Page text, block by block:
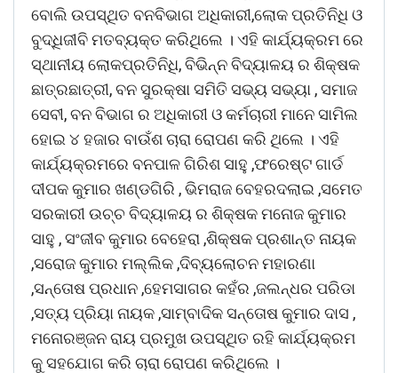
ବୋଲି ଉପସ୍ଥିତ ବନବିଭାଗ ଅଧିକାରୀ,ଲୋକ ପ୍ରତିନିଧି ଓ
ବୁଦ୍ଧିଜୀବି ମତବ୍ୟକ୍ତ କରିଥିଲେ । ଏହି କାର୍ଯ୍ୟକ୍ରମ ରେ
ସ୍ଥାନୀୟ ଲୋକପ୍ରତିନିଧି, ବିଭିନ୍ନ ବିଦ୍ୟାଳୟ ର ଶିକ୍ଷକ
ଛାତ୍ରଛାତ୍ରୀ, ବନ ସୁରକ୍ଷା ସମିତି ସଭ୍ୟ ସଭ୍ୟା , ସମାଜ
ସେବୀ, ବନ ବିଭାଗ ର ଅଧିକାରୀ ଓ କର୍ମଚାରୀ ମାନେ ସାମିଲ
ହୋଇ ୪ ହଜାର ବାଉଁଶ ଚାରା ରୋପଣ କରି ଥିଲେ । ଏହି
କାର୍ଯ୍ୟକ୍ରମରେ ବନପାଳ ଗିରିଶ ସାହୁ ,ଫରେଷ୍ଟ ଗାର୍ଡ
ଦୀପକ କୁମାର ଖଣ୍ଡଗିରି , ଭିମରାଜ ବେହରଦଲାଇ ,ସମେତ
ସରକାରୀ ଉଚ୍ଚ ବିଦ୍ୟାଳୟ ର ଶିକ୍ଷକ ମନୋଜ କୁମାର
ସାହୁ , ସଂଜୀବ କୁମାର ବେହେରା ,ଶିକ୍ଷକ ପ୍ରଶାନ୍ତ ନାୟକ
,ସରୋଜ କୁମାର ମଲ୍ଲିକ ,ଦିବ୍ୟଲୋଚନ ମହାରଣା
,ସନ୍ତୋଷ ପ୍ରଧାନ ,ହେମସାଗର କହଁର ,ଜଲନ୍ଧର ପରିଡା
,ସତ୍ୟ ପ୍ରିୟା ନାୟକ ,ସାମ୍ବାଦିକ ସନ୍ତୋଷ କୁମାର ଦାସ ,
ମନୋରଞ୍ଜନ ରାୟ ପ୍ରମୁଖ ଉପସ୍ଥିତ ରହି କାର୍ଯ୍ୟକ୍ରମ
କୁ ସହଯୋଗ କରି ଚାରା ରୋପଣ କରିଥିଲେ ।